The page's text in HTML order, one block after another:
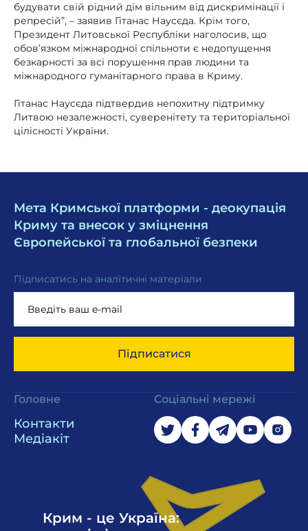
будувати свій рідний дім вільним від дискримінації і
репресій”, – заявив Гітанас Наусєда. Крім того,
Президент Литовської Республіки наголосив, що
обов’язком міжнародної спільноти є недопущення
безкарності за всі порушення прав людини та
міжнародного гуманітарного права в Криму.
Гітанас Наусєда підтвердив непохитну підтримку
Литвою незалежності, суверенітету та територіальної
цілісності України.
Мета Кримської платформи - деокупація
Криму та внесок у зміцнення
Європейської та глобальної безпеки
Підписатись на аналітичні матеріали
Підписатися
Головне
Контакти
Медіакіт
Соціальні мережі
Крим - це Україна: